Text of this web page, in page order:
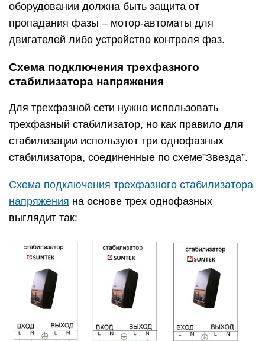
оборудовании должна быть защита от
пропадания фазы – мотор-автоматы для
двигателей либо устройство контроля фаз.
Схема подключения трехфазного
стабилизатора напряжения
Для трехфазной сети нужно использовать
трехфазный стабилизатор, но как правило для
стабилизации используют три однофазных
стабилизатора, соединенные по схеме”Звезда”.
Схема подключения трехфазного стабилизатора
напряжения на основе трех однофазных
выглядит так: